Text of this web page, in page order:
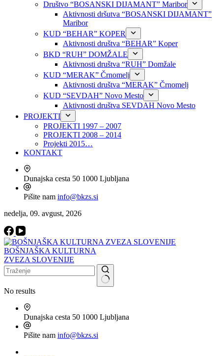
Društvo “BOSANSKI DIJAMANT” Maribor
Aktivnosti dršutva “BOSANSKI DIJAMANT”
Maribor
KUD “BEHAR” KOPER
Aktivnosti društva “BEHAR” Koper
BKD “RUH” DOMŽALE
Aktivnosti društva “RUH” Domžale
KUD “MERAK” Črnomelj
Aktivnosti društva “MERAK” Črnomelj
KUD “SEVDAH” Novo Mesto
Aktivnosti društva SEVDAH Novo Mesto
PROJEKTI
PROJEKTI 1997 – 2007
PROJEKTI 2008 – 2014
Projekti 2015…
KONTAKT
Dunajska cesta 50 1000 Ljubljana
Pišite nam info@bkzs.si
nedelja, 09. avgust, 2026
BOŠNJAŠKA KULTURNA
ZVEZA SLOVENIJE
No results
Dunajska cesta 50 1000 Ljubljana
Pišite nam info@bkzs.si